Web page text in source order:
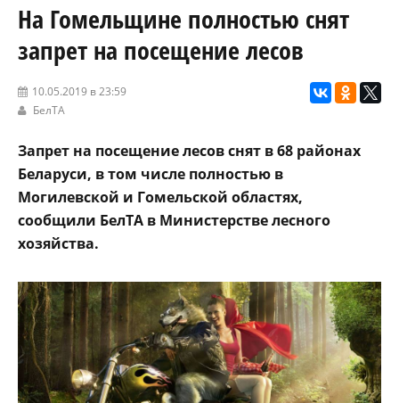
На Гомельщине полностью снят
запрет на посещение лесов
10.05.2019 в 23:59
БелТА
Запрет на посещение лесов снят в 68 районах
Беларуси, в том числе полностью в
Могилевской и Гомельской областях,
сообщили БелТА в Министерстве лесного
хозяйства.